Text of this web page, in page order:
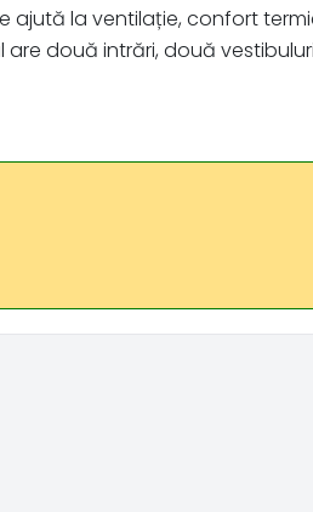
la ventilație, confort
are două intrări, două